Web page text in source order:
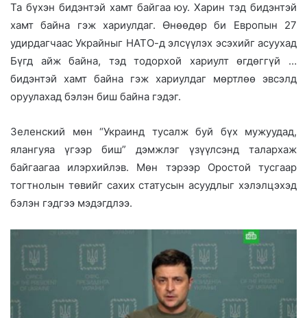
Та бүхэн бидэнтэй хамт байгаа юу. Харин тэд бидэнтэй
хамт байна гэж хариулдаг. Өнөөдөр би Европын 27
удирдагчаас Украйныг НАТО-д элсүүлэх эсэхийг асуухад
Бүгд айж байна, тэд тодорхой хариулт өгдөггүй …
бидэнтэй хамт байна гэж хариулдаг мөртлөө эвсэлд
оруулахад бэлэн биш байна гэдэг.
Зеленский мөн “Украинд тусалж буй бүх мужуудад,
ялангуяа үгээр биш” дэмжлэг үзүүлсэнд талархаж
байгаагаа илэрхийлэв. Мөн тэрээр Оростой тусгаар
тогтнолын төвийг сахих статусын асуудлыг хэлэлцэхэд
бэлэн гэдгээ мэдэгдлээ.